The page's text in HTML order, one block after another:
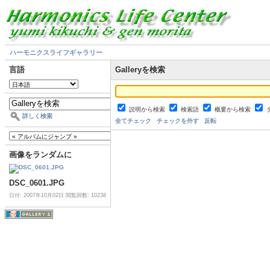
ハーモニクスライフギャラリー
言語
詳しく検索
画像をランダムに
DSC_0601.JPG
日付: 2007年10月02日 閲覧回数: 10238
Galleryを検索
説明から検索 検索語 概要から検索
全てチェック
チェックを外す 反転